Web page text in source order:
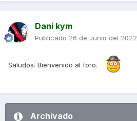
Dani kym
Publicado 26 de Junio del 2022
Saludos. Bienvenido al foro.
Archivado